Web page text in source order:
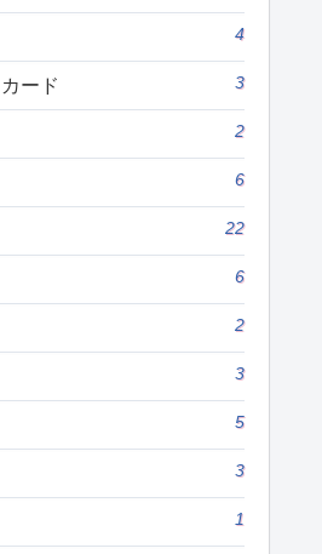
4
ード 3
2
6
22
6
2
3
5
3
1